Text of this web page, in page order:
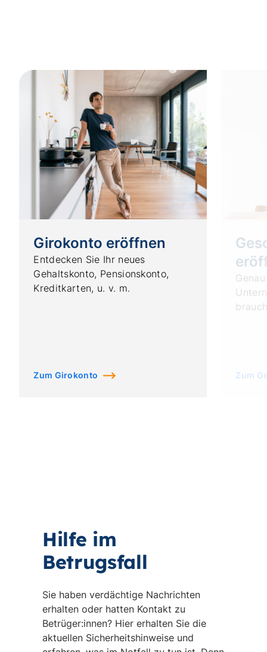
Girokonto eröffnen
Entdecken Sie Ihr neues
Gehaltskonto, Pensionskonto,
Kreditkarten, u. v. m.
Zum Girokonto Zum
Hilfe im
Betrugsfall
Sie haben verdächtige Nachrichten
erhalten oder hatten Kontakt zu
Betrüger:innen? Hier erhalten Sie die
aktuellen Sicherheitshinweise und